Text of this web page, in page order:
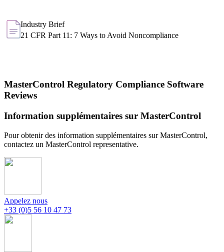
Industry Brief
21 CFR Part 11: 7 Ways to Avoid Noncompliance
MasterControl Regulatory Compliance Software
Reviews
Information supplémentaires sur MasterControl
Pour obtenir des information supplémentaires sur MasterControl,
contactez un MasterControl representative.
Appelez nous
+33 (0)5 56 10 47 73